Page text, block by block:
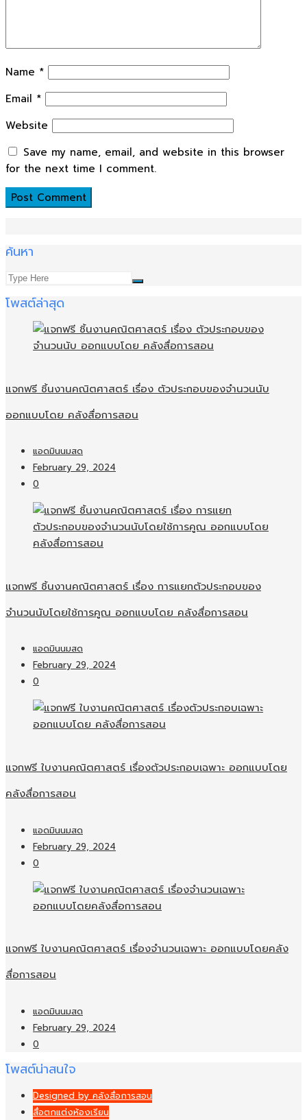
Name *
Email *
Website
Save my name, email, and website in this browser
for the next time I comment.
ค้นหา
โพสต์ล่าสุด
แจกฟรี ชิ้นงานคณิตศาสตร์ เรื่อง ตัวประกอบของจำนวนนับ
ออกแบบโดย คลังสื่อการสอน
แอดมินนมสด
February 29, 2024
0
แจกฟรี ชิ้นงานคณิตศาสตร์ เรื่อง การแยกตัวประกอบของ
จำนวนนับโดยใช้การคูณ ออกแบบโดย คลังสื่อการสอน
แอดมินนมสด
February 29, 2024
0
แจกฟรี ใบงานคณิตศาสตร์ เรื่องตัวประกอบเฉพาะ ออกแบบโดย
คลังสื่อการสอน
แอดมินนมสด
February 29, 2024
0
แจกฟรี ใบงานคณิตศาสตร์ เรื่องจำนวนเฉพาะ ออกแบบโดยคลัง
สื่อการสอน
แอดมินนมสด
February 29, 2024
0
โพสต์น่าสนใจ
Designed by คลังสื่อการสอน
สื่อตกแต่งห้องเรียน